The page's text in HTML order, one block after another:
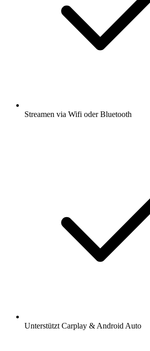
Streamen via Wifi oder Bluetooth
Unterstützt Carplay & Android Auto